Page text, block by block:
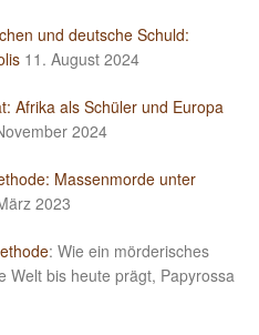
und deutsche Schuld:
11. August 2024
Afrika als Schüler und Europa
2024
Massenmorde unter
2023
: Wie ein mörderisches
Welt bis heute prägt, Papyrossa